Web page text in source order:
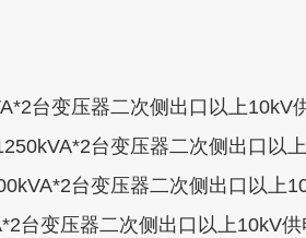
台变压器二次侧出口以上10kV
台变压器二次侧出口以
台变压器二次侧出口以上
台变压器二次侧出口以上10kV供